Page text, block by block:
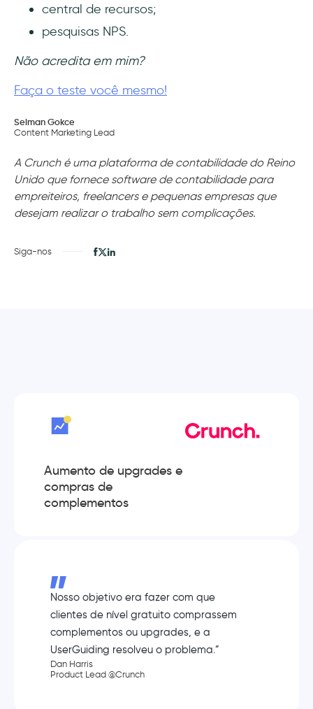
central de recursos;
pesquisas NPS.
Não acredita em mim?
Faça o teste você mesmo!
Selman Gokce
Content Marketing Lead
A Crunch é uma plataforma de contabilidade do Reino
Unido que fornece software de contabilidade para
empreiteiros, freelancers e pequenas empresas que
desejam realizar o trabalho sem complicações.
Siga-nos
Aumento de upgrades e
compras de
complementos
Nosso objetivo era fazer com que
clientes de nível gratuito comprassem
complementos ou upgrades, e a
UserGuiding resolveu o problema.”
Dan Harris
Product Lead @Crunch